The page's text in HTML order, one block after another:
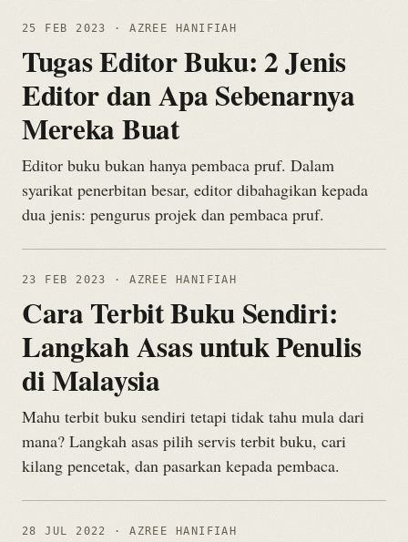
25 FEB 2023 · AZREE HANIFIAH
Tugas Editor Buku: 2 Jenis
Editor dan Apa Sebenarnya
Mereka Buat
Editor buku bukan hanya pembaca pruf. Dalam
syarikat penerbitan besar, editor dibahagikan kepada
dua jenis: pengurus projek dan pembaca pruf.
23 FEB 2023 · AZREE HANIFIAH
Cara Terbit Buku Sendiri:
Langkah Asas untuk Penulis
di Malaysia
Mahu terbit buku sendiri tetapi tidak tahu mula dari
mana? Langkah asas pilih servis terbit buku, cari
kilang pencetak, dan pasarkan kepada pembaca.
28 JUL 2022 · AZREE HANIFIAH